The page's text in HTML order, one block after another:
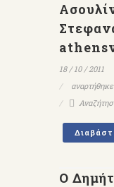
18 / 10 / 2011
Ο